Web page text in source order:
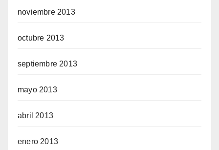
noviembre 2013
octubre 2013
septiembre 2013
mayo 2013
abril 2013
enero 2013